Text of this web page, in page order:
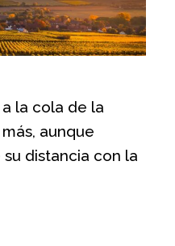
la cola de la
aunque
distancia con la